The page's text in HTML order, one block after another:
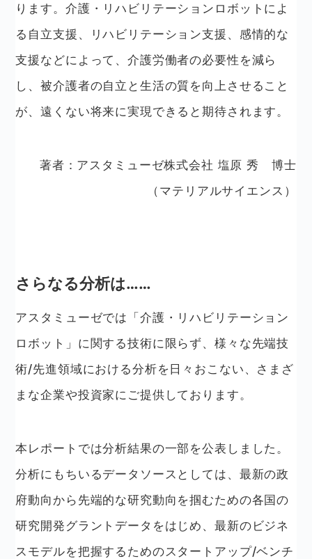
ります。介護・リハビリテーションロボットによ
る自立支援、リハビリテーション支援、感情的な
支援などによって、介護労働者の必要性を減ら
し、被介護者の自立と生活の質を向上させること
が、遠くない将来に実現できると期待されます。
著者：アスタミューゼ株式会社 塩原 秀 博士
（マテリアルサイエンス）
さらなる分析は……
アスタミューゼでは「介護・リハビリテーション
ロボット」に関する技術に限らず、様々な先端技
術/先進領域における分析を日々おこない、さまざ
まな企業や投資家にご提供しております。
本レポートでは分析結果の一部を公表しました。
分析にもちいるデータソースとしては、最新の政
府動向から先端的な研究動向を掴むための各国の
研究開発グラントデータをはじめ、最新のビジネ
スモデルを把握するためのスタートアップ/ベンチ